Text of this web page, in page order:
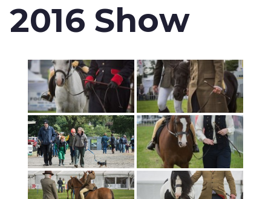
2016 Show